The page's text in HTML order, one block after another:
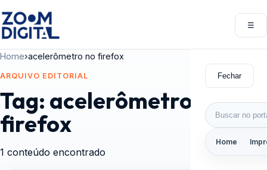
☰
Fechar
Buscar por:
Home
Home›acelerômetro no firefox
ARQUIVO EDITORIAL
Tag: acelerômetro no
firefox
1 conteúdo encontrado